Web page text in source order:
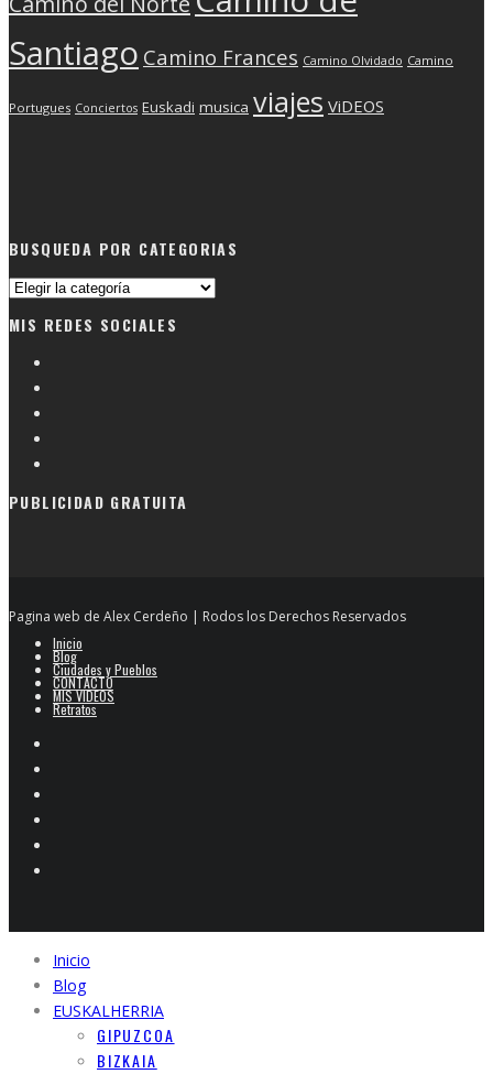
Santiago Camino Frances Camino Olvidado Camino
Portugues Conciertos Euskadi musica viajes ViDEOS
BUSQUEDA POR CATEGORIAS
Busqueda
categorias
MIS REDES SOCIALES
PUBLICIDAD GRATUITA
Pagina web de Alex Cerdeño | Rodos los Derechos Reservados
Inicio
Blog
Ciudades y Pueblos
CONTACTO
MIS VIDEOS
Retratos
Inicio
Blog
EUSKALHERRIA
GIPUZCOA
BIZKAIA